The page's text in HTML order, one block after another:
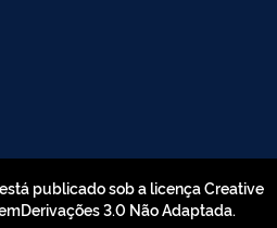
publicado sob a licença Creative
3.0 Não Adaptada.